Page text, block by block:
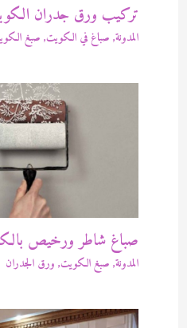
تركيب ورق جدران الكويت
المدونة, صباغ في الكويت, صبغ
صباغ شاطر ورخيص بالكويت
المدونة, صبغ الكويت, ورق الجدران